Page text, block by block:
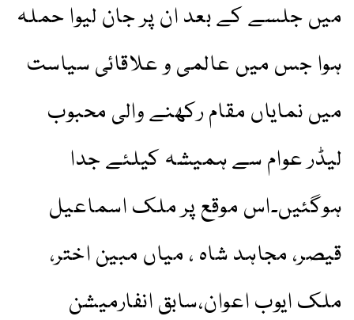
میں جلسے کے بعد ان پر جان ليوا حملہ
ہوا جس میں عالمی و علاقائی سیاست
میں نمایاں مقام رکھنے والی محبوب
لیڈر عوام سے ہمیشہ کیلئے جدا
ہوگئیں۔اس موقع پر ملک اسماعیل
قیصر، مجاہد شاہ ، میاں مبین اختر،
ملک ایوب اعوان،سابق انفارمیشن